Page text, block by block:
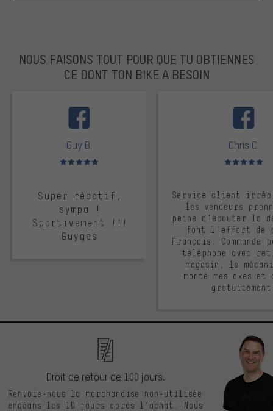
NOUS FAISONS TOUT POUR QUE TU OBTIENNES
CE DONT TON BIKE A BESOIN
Guy B.
Note moyenne : 5 sur 5
Super réactif,
sympa !
Sportivement !!!
Guyges
Chris C.
Note moyenne :
Service client
les vendeurs
peine d'écouter la
font l'effort de
Français. Commande
téléphone avec
magasin, le
monté mes axes et
Droit de retour de 100 jours.
Renvoie-nous la marchandise non-utilisée
endéans les 10 jours après l’achat. Nous